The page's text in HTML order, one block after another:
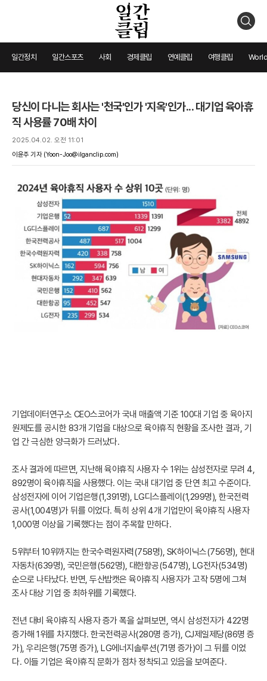
검
일간정치 일간스포츠 사회 경제클립 연예클립 여행클립
당신이 다니는 회사는 '천국'인가 '지옥'인가... 대기업 육아휴
직 사용률 70배 차이
2025.04.02. 오전 11:01
이윤주 기자 (Yoon-Joo@ilganclip.com)
기업데이터연구소 CEO스코어가 국내 매출액 기준 100대 기업 중 육아지
원제도를 공시한 83개 기업을 대상으로 육아휴직 현황을 조사한 결과, 기
업 간 극심한 양극화가 드러났다.
조사 결과에 따르면, 지난해 육아휴직 사용자 수 1위는 삼성전자로 무려 4,
892명이 육아휴직을 사용했다. 이는 국내 대기업 중 단연 최고 수준이다.
삼성전자에 이어 기업은행(1,391명), LG디스플레이(1,299명), 한국전력
공사(1,004명)가 뒤를 이었다. 특히 상위 4개 기업만이 육아휴직 사용자
1,000명 이상을 기록했다는 점이 주목할 만하다.
5위부터 10위까지는 한국수력원자력(758명), SK하이닉스(756명), 현대
자동차(639명), 국민은행(562명), 대한항공(547명), LG전자(534명)
순으로 나타났다. 반면, 두산밥캣은 육아휴직 사용자가 고작 5명에 그쳐
조사 대상 기업 중 최하위를 기록했다.
전년 대비 육아휴직 사용자 증가 폭을 살펴보면, 역시 삼성전자가 422명
증가해 1위를 차지했다. 한국전력공사(280명 증가), CJ제일제당(86명 증
가), 우리은행(75명 증가), LG에너지솔루션(71명 증가)이 그 뒤를 이었
다. 이들 기업은 육아휴직 문화가 점차 정착되고 있음을 보여준다.